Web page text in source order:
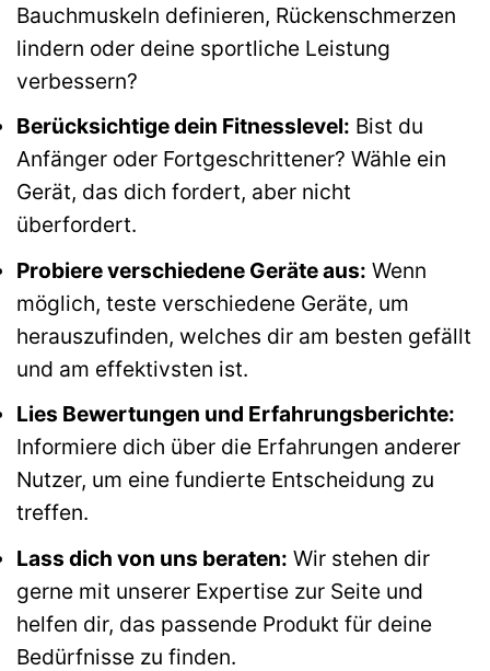
Bauchmuskeln definieren, Rückenschmerzen
lindern oder deine sportliche Leistung
verbessern?
Berücksichtige dein Fitnesslevel: Bist du
Anfänger oder Fortgeschrittener? Wähle ein
Gerät, das dich fordert, aber nicht
überfordert.
Probiere verschiedene Geräte aus: Wenn
möglich, teste verschiedene Geräte, um
herauszufinden, welches dir am besten gefällt
und am effektivsten ist.
Lies Bewertungen und Erfahrungsberichte:
Informiere dich über die Erfahrungen anderer
Nutzer, um eine fundierte Entscheidung zu
treffen.
Lass dich von uns beraten: Wir stehen dir
gerne mit unserer Expertise zur Seite und
helfen dir, das passende Produkt für deine
Bedürfnisse zu finden.